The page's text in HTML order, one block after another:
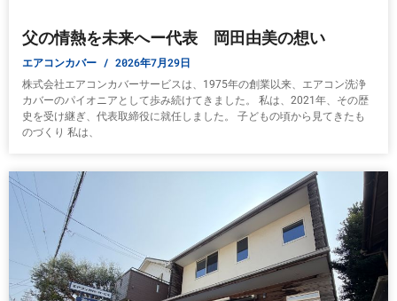
父の情熱を未来へー代表 岡田由美の想い
エアコンカバー 2026年7月29日
株式会社エアコンカバーサービスは、1975年の創業以来、エアコン洗浄
カバーのパイオニアとして歩み続けてきました。 私は、2021年、その歴
史を受け継ぎ、代表取締役に就任しました。 子どもの頃から見てきたも
のづくり 私は、